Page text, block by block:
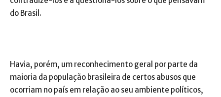
do Brasil.
Havia, porém, um reconhecimento geral por parte da
maioria da população brasileira de certos abusos que
ocorriam no país em relação ao seu ambiente políticos,